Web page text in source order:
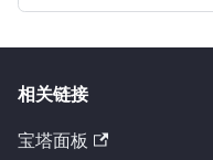
相关链接
宝塔面板